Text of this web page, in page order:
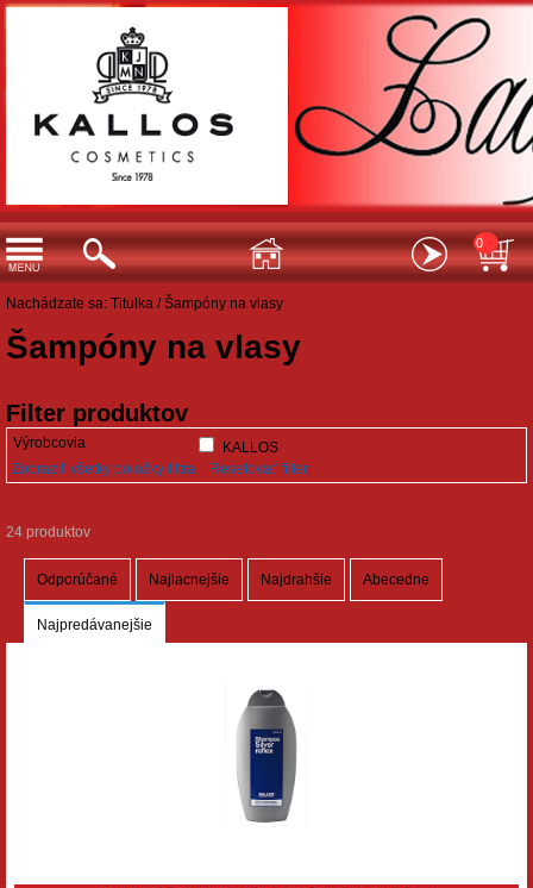
0
Nachádzate sa: Titulka /Šampóny na vlasy
Šampóny na vlasy
Filter produktov
Výrobcovia
KALLOS
Zobraziť všetky položky filtra
Resetovať filter
24 produktov
Odporúčané Najlacnejšie Najdrahšie Abecedne
Najpredávanejšie